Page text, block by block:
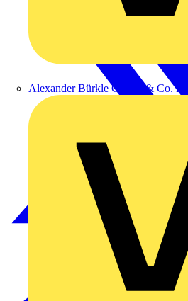
Alexander Bürkle GmbH & Co. KG